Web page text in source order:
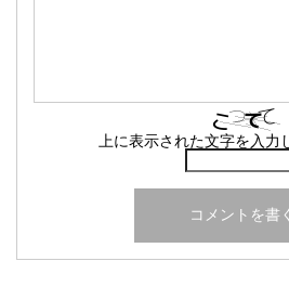
上に表示された文字を入力